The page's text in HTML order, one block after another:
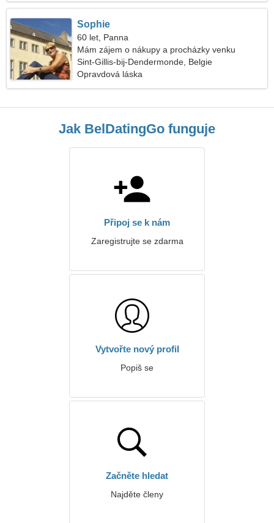
Sophie
60 let, Panna
Mám zájem o nákupy a procházky venku
Sint-Gillis-bij-Dendermonde, Belgie
Opravdová láska
Jak BelDatingGo funguje
Připoj se k nám
Zaregistrujte se zdarma
Vytvořte nový profil
Popiš se
Začněte hledat
Najděte členy